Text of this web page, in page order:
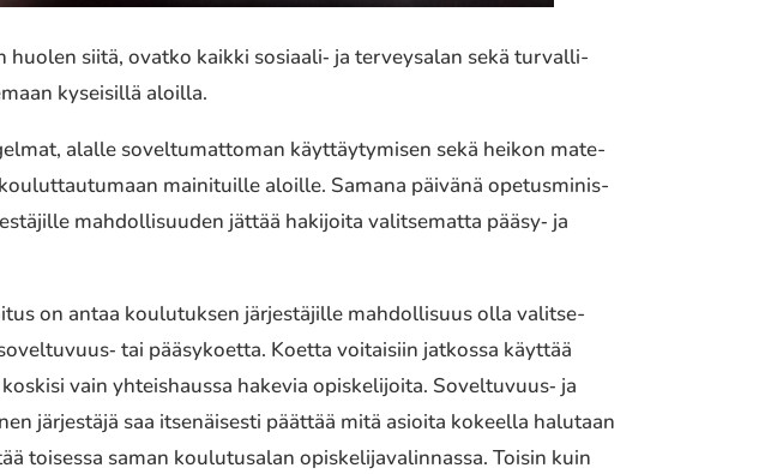
siitä, ovatko kaikki sosiaali‐ ja tervey­sa­lan sekä turval­li­
kysei­sil­lä aloilla.
alalle sovel­tu­mat­to­man käyt­täy­ty­mi­sen sekä heikon mate­
maini­tuil­le aloille. Samana päivänä opetus­mi­nis­
mahdol­li­suu­den jättää haki­joi­ta valit­se­mat­ta pääsy‐ ja
on antaa koulu­tuk­sen järjes­tä­jil­le mahdol­li­suus olla valit­se­
tai pääsy­koet­ta. Koetta voitai­siin jatkos­sa käyttää
vain yhteis­haus­sa hakevia opis­ke­li­joi­ta. Soveltuvuus‐ ja
järjes­tä­jä saa itse­näi­ses­ti päättää mitä asioita kokeel­la halu­taan
toises­sa saman koulu­tusa­lan opis­ke­li­ja­va­lin­nas­sa. Toisin kuin